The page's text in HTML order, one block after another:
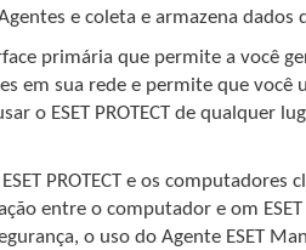
e coleta e armazena dados
primária que permite a você
em sua rede e permite que você
o ESET PROTECT de qualquer
PROTECT e os computadores
entre o computador e om ESET
o uso do Agente ESET